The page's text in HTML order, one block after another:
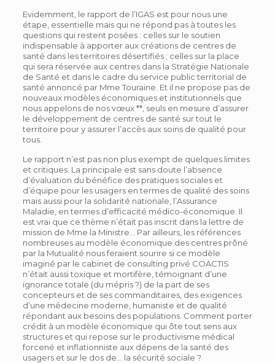
Evidemment, le rapport de l’IGAS est pour nous une
étape, essentielle mais qui ne répond pas à toutes les
questions qui restent posées : celles sur le soutien
indispensable à apporter aux créations de centres de
santé dans les territoires désertifiés ; celles sur la place
qui sera réservée aux centres dans la Stratégie Nationale
de Santé et dans le cadre du service public territorial de
santé annoncé par Mme Touraine. Et il ne propose pas de
nouveaux modèles économiques et institutionnels que
nous appelons de nos vœux **, seuls en mesure d’assurer
le développement de centres de santé sur tout le
territoire pour y assurer l’accès aux soins de qualité pour
tous.
Le rapport n’est pas non plus exempt de quelques limites
et critiques. La principale est sans doute l’absence
d’évaluation du bénéfice des pratiques sociales et
d’équipe pour les usagers en termes de qualité des soins
mais aussi pour la solidarité nationale, l’Assurance
Maladie, en termes d’efficacité médico-économique. Il
est vrai que ce thème n’était pas inscrit dans la lettre de
mission de Mme la Ministre… Par ailleurs, les références
nombreuses au modèle économique des centres prôné
par la Mutualité nous feraient sourire si ce modèle
imaginé par le cabinet de consulting privé COACTIS
n’était aussi toxique et mortifère, témoignant d’une
ignorance totale (du mépris ?) de la part de ses
concepteurs et de ses commanditaires, des exigences
d’une médecine moderne, humaniste et de qualité
répondant aux besoins des populations. Comment porter
crédit à un modèle économique qui ôte tout sens aux
structures et qui repose sur le productivisme médical
forcené et inflationniste aux dépens de la santé des
usagers et sur le dos de… la sécurité sociale ?